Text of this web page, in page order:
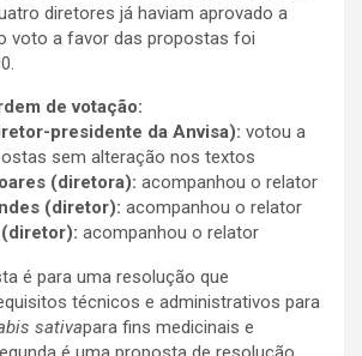
diretores já haviam aprovado a
voto a favor das propostas foi
de votação:
presidente da Anvisa): votou a
sem alteração nos textos
(diretora): acompanhou o relator
(diretor): acompanhou o relator
acompanhou o relator
é para uma resolução que
técnicos e administrativos para
sativapara fins medicinais e